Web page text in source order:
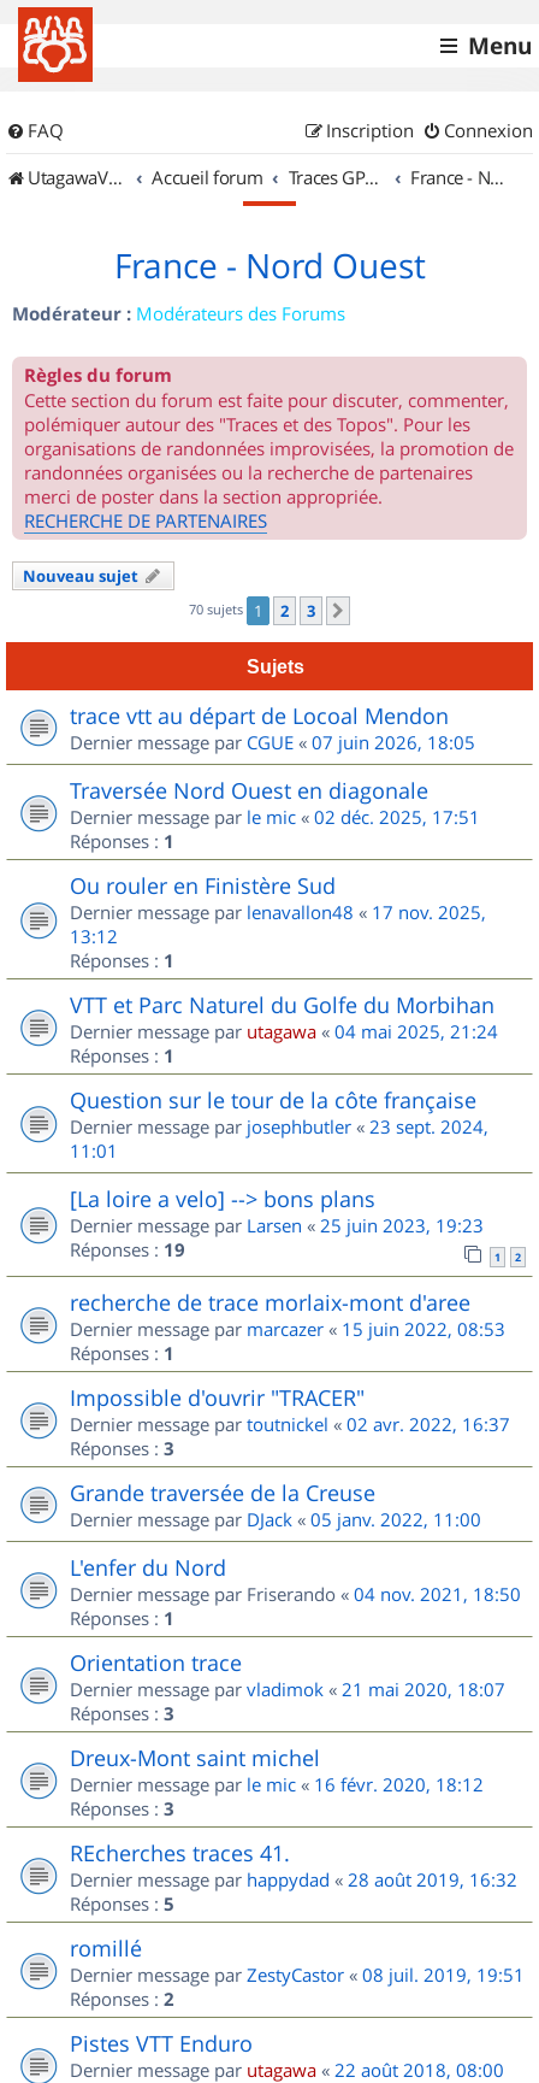
Menu
FAQ Connexion
Inscription
UtagawaVTT (Randos VTT et VTTAE avec traces GPS)
Accueil forum Traces GPS de randos VTT France - Nord Ouest
France - Nord Ouest
Modérateur : Modérateurs des Forums
Règles du forum
Cette section du forum est faite pour discuter, commenter,
polémiquer autour des "Traces et des Topos". Pour les
organisations de randonnées improvisées, la promotion de
randonnées organisées ou la recherche de partenaires
merci de poster dans la section appropriée.
RECHERCHE DE PARTENAIRES
Nouveau sujet
70 sujets 1 2 3
Sujets
trace vtt au départ de Locoal Mendon
Dernier message par CGUE « 07 juin 2026, 18:05
Traversée Nord Ouest en diagonale
Dernier message par le mic « 02 déc. 2025, 17:51
Réponses : 1
Ou rouler en Finistère Sud
Dernier message par lenavallon48 « 17 nov. 2025,
13:12
Réponses : 1
VTT et Parc Naturel du Golfe du Morbihan
Dernier message par utagawa « 04 mai 2025, 21:24
Réponses : 1
Question sur le tour de la côte française
Dernier message par josephbutler « 23 sept. 2024,
11:01
[La loire a velo] --> bons plans
Dernier message par Larsen « 25 juin 2023, 19:23
Réponses : 19 1 2
recherche de trace morlaix-mont d'aree
Dernier message par marcazer « 15 juin 2022, 08:53
Réponses : 1
Impossible d'ouvrir "TRACER"
Dernier message par toutnickel « 02 avr. 2022, 16:37
Réponses : 3
Grande traversée de la Creuse
Dernier message par DJack « 05 janv. 2022, 11:00
L'enfer du Nord
Dernier message par Friserando « 04 nov. 2021, 18:50
Réponses : 1
Orientation trace
Dernier message par vladimok « 21 mai 2020, 18:07
Réponses : 3
Dreux-Mont saint michel
Dernier message par le mic « 16 févr. 2020, 18:12
Réponses : 3
REcherches traces 41.
Dernier message par happydad « 28 août 2019, 16:32
Réponses : 5
romillé
Dernier message par ZestyCastor « 08 juil. 2019, 19:51
Réponses : 2
Pistes VTT Enduro
Dernier message par utagawa « 22 août 2018, 08:00